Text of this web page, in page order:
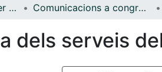
Centre de Recursos per a l'Aprenentatge i la Investigació (CRAI-UB) Comunicacions a congressos / Jornades / Presentacions (CRAI-UB)
dels serveis